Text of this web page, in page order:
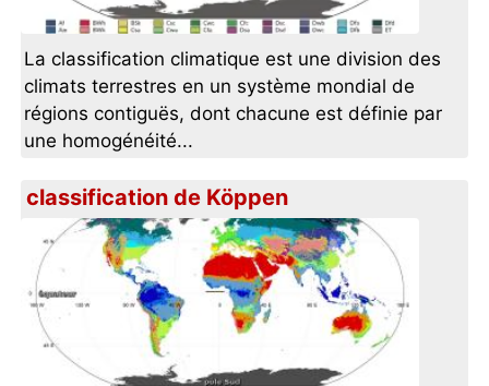
La classification climatique est une division des
climats terrestres en un système mondial de
régions contiguës, dont chacune est définie par
une homogénéité...
classification de Köppen